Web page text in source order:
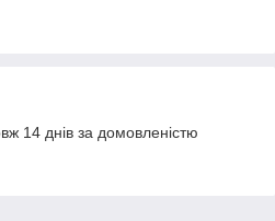
14 днів за домовленістю